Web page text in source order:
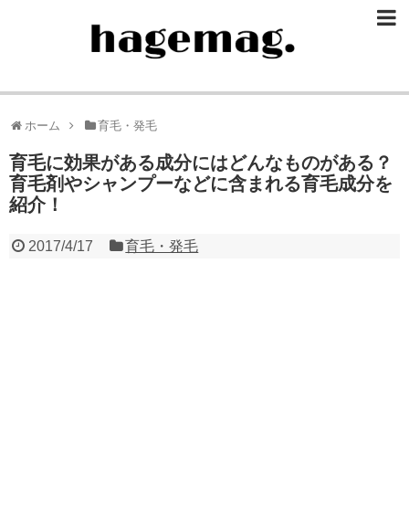
ホーム 育毛・発毛
育毛に効果がある成分にはどんなものがある？
育毛剤やシャンプーなどに含まれる育毛成分を
紹介！
2017/4/17 育毛・発毛